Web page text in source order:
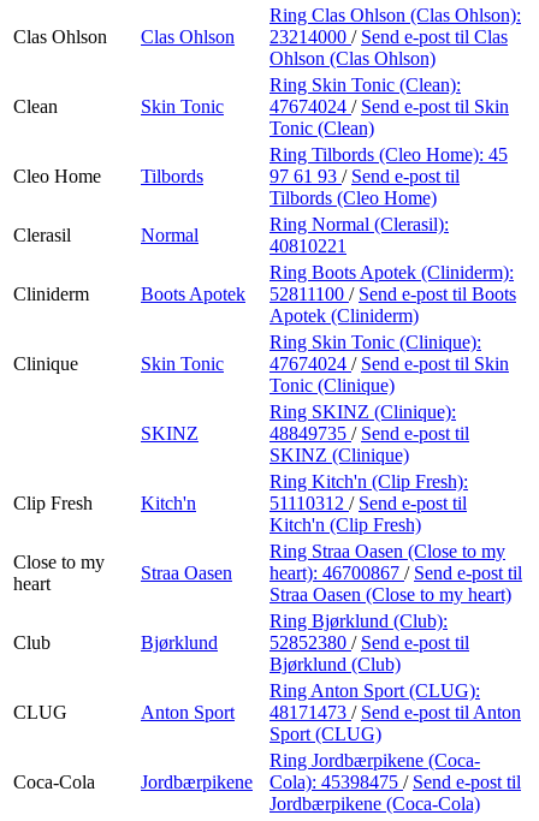
Clas Ohlson Clas Ohlson
Ring Clas Ohlson (Clas Ohlson):
23214000 / Send e-post til Clas
Ohlson (Clas Ohlson)
Clean Skin Tonic
Ring Skin Tonic (Clean):
47674024 / Send e-post til Skin
Tonic (Clean)
Cleo Home Tilbords
Ring Tilbords (Cleo Home): 45
97 61 93 / Send e-post til
Tilbords (Cleo Home)
Clerasil
Normal
Ring Normal (Clerasil):
40810221
Cliniderm Boots Apotek
Ring Boots Apotek (Cliniderm):
52811100 / Send e-post til Boots
Apotek (Cliniderm)
Clinique Skin Tonic
Ring Skin Tonic (Clinique):
47674024 / Send e-post til Skin
Tonic (Clinique)
SKINZ
Ring SKINZ (Clinique):
48849735 / Send e-post til
SKINZ (Clinique)
Clip Fresh Kitch'n
Ring Kitch'n (Clip Fresh):
51110312 / Send e-post til
Kitch'n (Clip Fresh)
Close to my
heart
Straa Oasen
Ring Straa Oasen (Close to my
heart): 46700867 / Send e-post til
Straa Oasen (Close to my heart)
Club Bjørklund
Ring Bjørklund (Club):
52852380 / Send e-post til
Bjørklund (Club)
CLUG Anton Sport
Ring Anton Sport (CLUG):
48171473 / Send e-post til Anton
Sport (CLUG)
Coca-Cola Jordbærpikene
Ring Jordbærpikene (Coca-
Cola): 45398475 / Send e-post til
Jordbærpikene (Coca-Cola)